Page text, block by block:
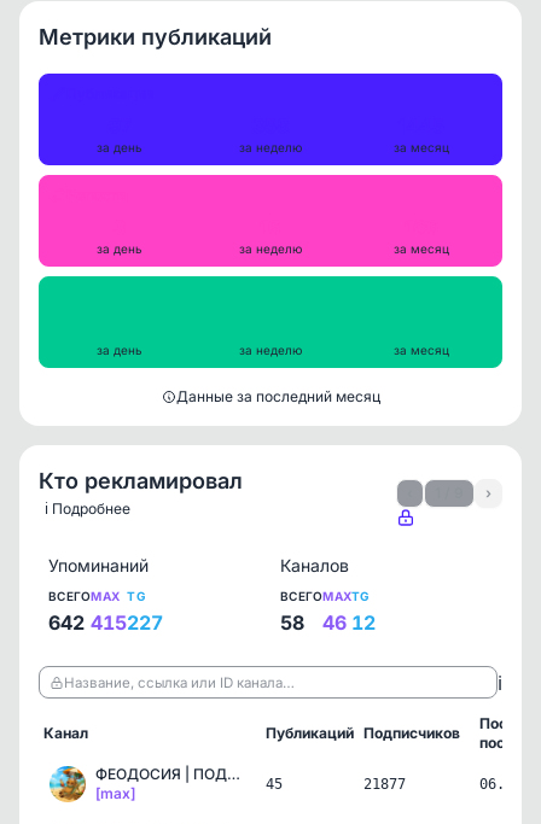
Метрики публикаций
за день за неделю за месяц
за день за неделю за месяц
за день за неделю за месяц
Данные за последний месяц
Кто рекламировал
ℹ️ Подробнее
›
Упоминаний
ВСЕГО
642
MAX
415
TG
227
Каналов
ВСЕГО
58
MAX
46
TG
12
Название, ссылка или ID канала… ℹ️
Канал Публикаций Подписчиков
пост
ФЕОДОСИЯ | ПОДСЛУШАНО | …
[max]
45 21877